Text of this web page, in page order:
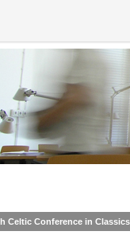
Celtic Conference in Classics